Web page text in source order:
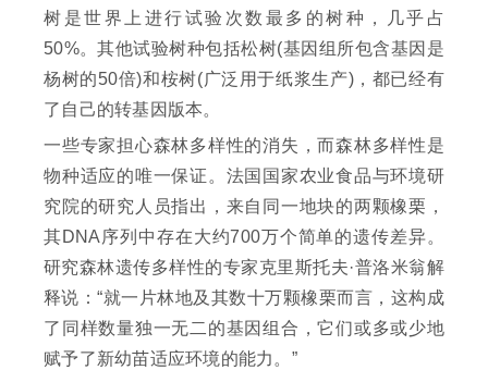
树是世界上进行试验次数最多的树种，几乎占
50%。其他试验树种包括松树(基因组所包含基因是
杨树的50倍)和桉树(广泛用于纸浆生产)，都已经有
了自己的转基因版本。
一些专家担心森林多样性的消失，而森林多样性是
物种适应的唯一保证。法国国家农业食品与环境研
究院的研究人员指出，来自同一地块的两颗橡栗，
其DNA序列中存在大约700万个简单的遗传差异。
研究森林遗传多样性的专家克里斯托夫·普洛米翁解
释说：“就一片林地及其数十万颗橡栗而言，这构成
了同样数量独一无二的基因组合，它们或多或少地
赋予了新幼苗适应环境的能力。”